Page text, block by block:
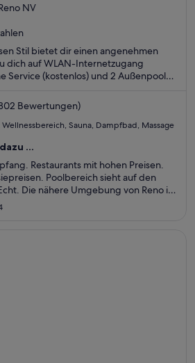
NV
Stil bietet dir einen angenehmen
dich auf WLAN-Internetzugang
Service (kostenlos) und 2 Außenpools.
Sehenswürdigkeiten –
– befinden sich in der Nähe.
Bewertungen)
Sauna, Dampfbad, Massage
...
Restaurants mit hohen Preisen.
Poolbereich sieht auf den
Die nähere Umgebung von Reno ist
von Reno ist überbewertet und